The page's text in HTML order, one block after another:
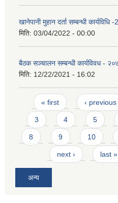
खानेपानी मुहान दर्ता सम्बन्धी कार्यविधि
मिति: 03/04/2022 - 00:00
बैठक सञ्चालन सम्बन्धी कार्यविवध -
मिति: 12/22/2021 - 16:02
Pages
« first ‹ previous
3 4 5
8 9 10
next › last »
अन्य